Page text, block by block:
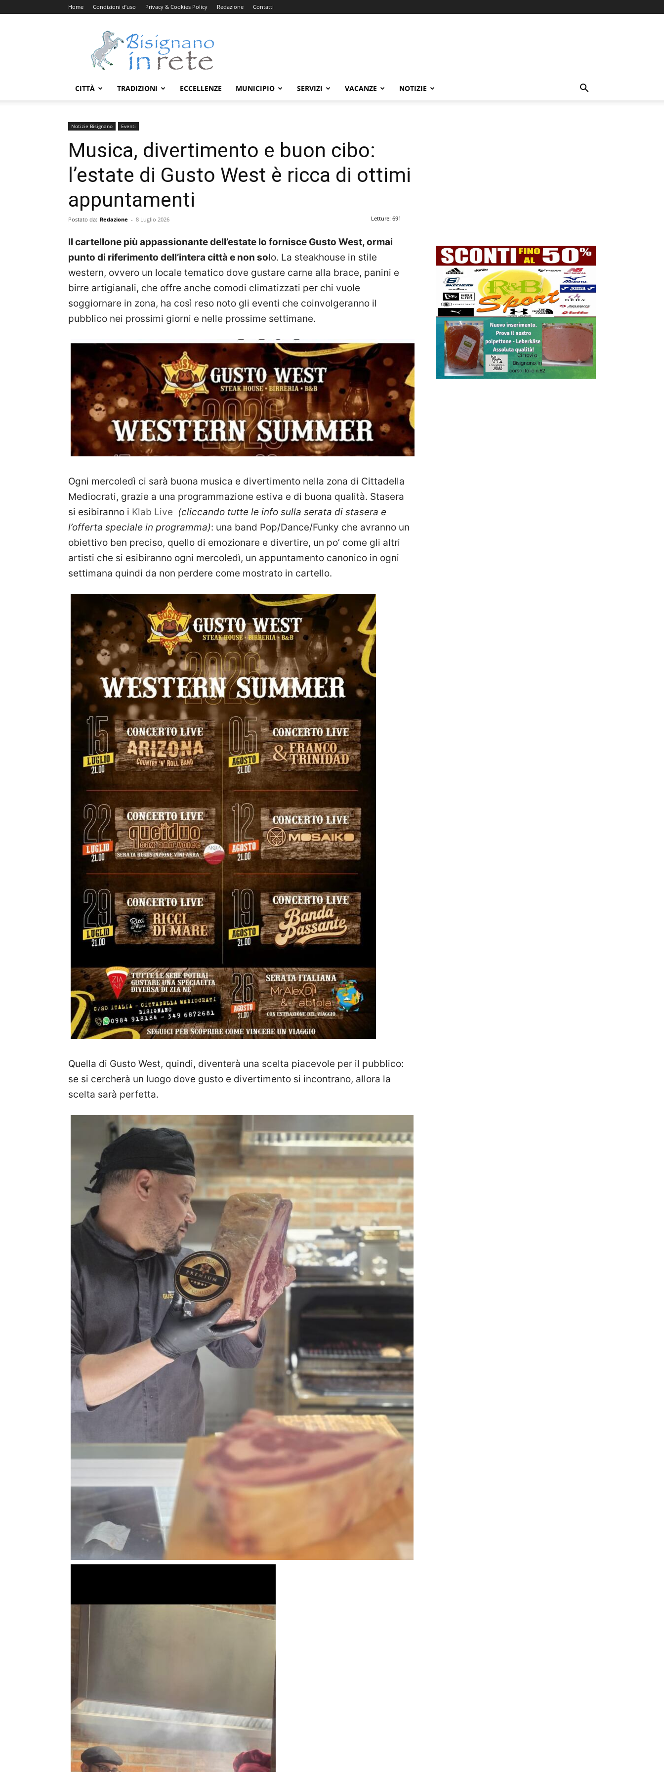
Home Condizioni d’uso Privacy & Cookies Policy Redazione Contatti
Bisignanoinrete.com
CITTÀ TRADIZIONI ECCELLENZE MUNICIPIO SERVIZI VACANZE NOTIZIE
Notizie Bisignano Eventi
Musica, divertimento e buon cibo:
l’estate di Gusto West è ricca di ottimi
appuntamenti
Postato da: Redazione - 8 Luglio 2026 Letture: 691
Il cartellone più appassionante dell’estate lo fornisce Gusto West, ormai
punto di riferimento dell’intera città e non solo. La steakhouse in stile
western, ovvero un locale tematico dove gustare carne alla brace, panini e
birre artigianali, che offre anche comodi climatizzati per chi vuole
soggiornare in zona, ha così reso noto gli eventi che coinvolgeranno il
pubblico nei prossimi giorni e nelle prossime settimane.
Ogni mercoledì ci sarà buona musica e divertimento nella zona di Cittadella
Mediocrati, grazie a una programmazione estiva e di buona qualità. Stasera
si esibiranno i Klab Live (cliccando tutte le info sulla serata di stasera e
l’offerta speciale in programma): una band Pop/Dance/Funky che avranno un
obiettivo ben preciso, quello di emozionare e divertire, un po’ come gli altri
artisti che si esibiranno ogni mercoledì, un appuntamento canonico in ogni
settimana quindi da non perdere come mostrato in cartello.
Quella di Gusto West, quindi, diventerà una scelta piacevole per il pubblico:
se si cercherà un luogo dove gusto e divertimento si incontrano, allora la
scelta sarà perfetta.